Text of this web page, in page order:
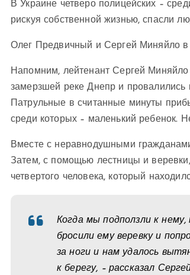
В Украине четверо полицейских –
рискуя собственной жизнью, спасли
Олег Предвичный и Сергей Миняйло
Напомним, лейтенант Сергей
замерзшей реке Днепр и провалились
Патрульные в считанные минуты
среди которых – маленький ребенок.
Вместе с неравнодушными
Затем, с помощью лестницы и
четвертого человека, который
Когда мы подползли к
бросили ему веревку и
за ноги и нам удалось
к берегу, – рассказал